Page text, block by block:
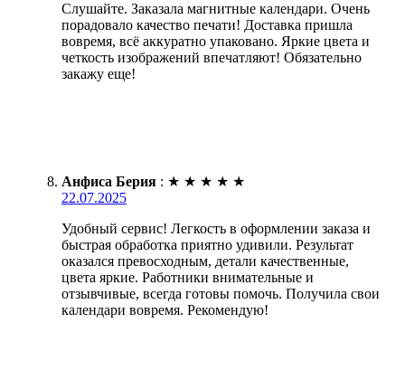
Слушайте. Заказала магнитные календари. Очень
порадовало качество печати! Доставка пришла
вовремя, всё аккуратно упаковано. Яркие цвета и
четкость изображений впечатляют! Обязательно
закажу еще!
Анфиса Берия : ★ ★ ★ ★ ★
22.07.2025
Удобный сервис! Легкость в оформлении заказа и
быстрая обработка приятно удивили. Результат
оказался превосходным, детали качественные,
цвета яркие. Работники внимательные и
отзывчивые, всегда готовы помочь. Получила свои
календари вовремя. Рекомендую!